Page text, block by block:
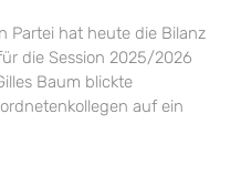
Partei hat heute die Bilanz
die Session 2025/2026
Baum blickte
auf ein